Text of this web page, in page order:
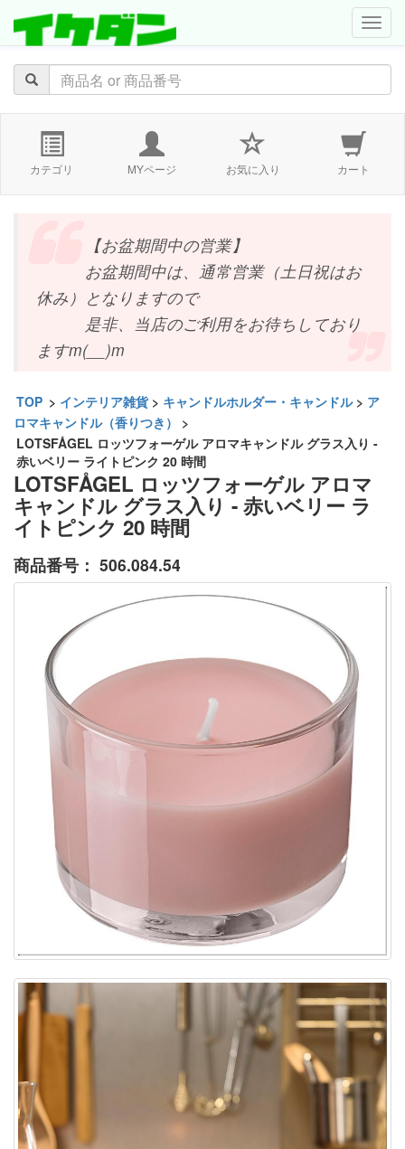
カテゴリ MYページ お気に入り カート
【お盆期間中の営業】
お盆期間中は、通常営業（土日祝はお
休み）となりますので
是非、当店のご利用をお待ちしており
ますm(__)m
TOP > インテリア雑貨 > キャンドルホルダー・キャンドル> ア
ロマキャンドル（香りつき）
>
LOTSFÅGEL ロッツフォーゲル アロマキャンドル グラス入り -
赤いベリー ライトピンク 20 時間
LOTSFÅGEL ロッツフォーゲル アロマ
キャンドル グラス入り - 赤いベリー ラ
イトピンク 20 時間
商品番号： 506.084.54